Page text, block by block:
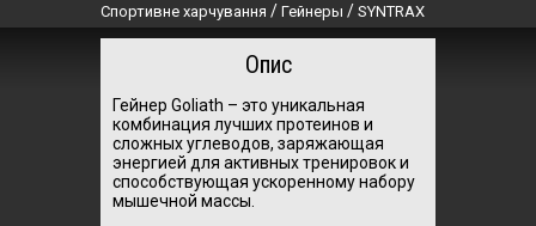
Спортивне харчування / Гейнеры / SYNTRAX
Опис
Гейнер Goliath – это уникальная
комбинация лучших протеинов и
сложных углеводов, заряжающая
энергией для активных тренировок и
способствующая ускоренному набору
мышечной массы.